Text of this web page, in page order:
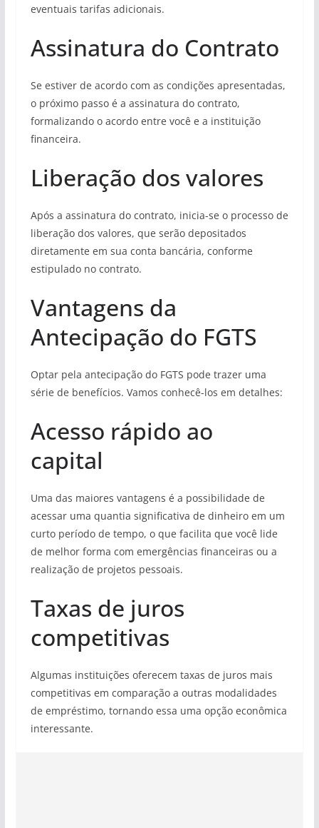
eventuais tarifas adicionais.
Assinatura do Contrato
Se estiver de acordo com as condições apresentadas,
o próximo passo é a assinatura do contrato,
formalizando o acordo entre você e a instituição
financeira.
Liberação dos valores
Após a assinatura do contrato, inicia-se o processo de
liberação dos valores, que serão depositados
diretamente em sua conta bancária, conforme
estipulado no contrato.
Vantagens da
Antecipação do FGTS
Optar pela antecipação do FGTS pode trazer uma
série de benefícios. Vamos conhecê-los em detalhes:
Acesso rápido ao
capital
Uma das maiores vantagens é a possibilidade de
acessar uma quantia significativa de dinheiro em um
curto período de tempo, o que facilita que você lide
de melhor forma com emergências financeiras ou a
realização de projetos pessoais.
Taxas de juros
competitivas
Algumas instituições oferecem taxas de juros mais
competitivas em comparação a outras modalidades
de empréstimo, tornando essa uma opção econômica
interessante.